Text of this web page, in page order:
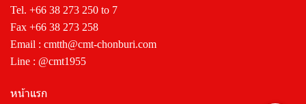
Tel. +66 38 273 250 to 7
Fax +66 38 273 258
Email : cmtth@cmt-chonburi.com
Line : @cmt1955
หน้าแรก